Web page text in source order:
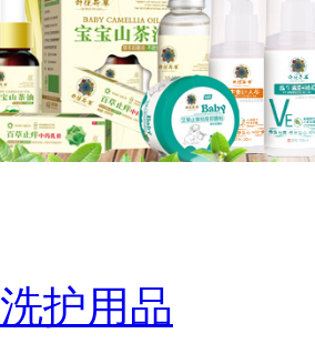
护用品